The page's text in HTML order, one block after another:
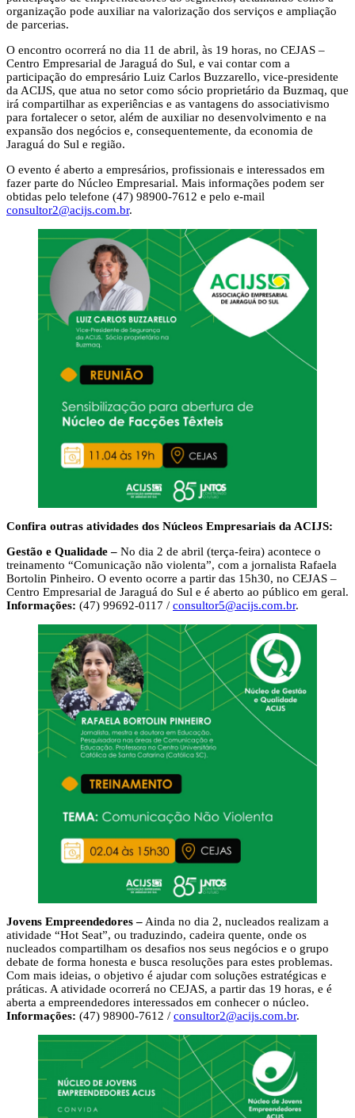
organização pode auxiliar na valorização dos serviços e ampliação
de parcerias.
O encontro ocorrerá no dia 11 de abril, às 19 horas, no CEJAS –
Centro Empresarial de Jaraguá do Sul, e vai contar com a
participação do empresário Luiz Carlos Buzzarello, vice-presidente
da ACIJS, que atua no setor como sócio proprietário da Buzmaq, que
irá compartilhar as experiências e as vantagens do associativismo
para fortalecer o setor, além de auxiliar no desenvolvimento e na
expansão dos negócios e, consequentemente, da economia de
Jaraguá do Sul e região.
O evento é aberto a empresários, profissionais e interessados em
fazer parte do Núcleo Empresarial. Mais informações podem ser
obtidas pelo telefone (47) 98900-7612 e pelo e-mail
consultor2@acijs.com.br.
Confira outras atividades dos Núcleos Empresariais da ACIJS:
Gestão e Qualidade – No dia 2 de abril (terça-feira) acontece o
treinamento “Comunicação não violenta”, com a jornalista Rafaela
Bortolin Pinheiro. O evento ocorre a partir das 15h30, no CEJAS –
Centro Empresarial de Jaraguá do Sul e é aberto ao público em geral.
Informações: (47) 99692-0117 / consultor5@acijs.com.br.
Jovens Empreendedores – Ainda no dia 2, nucleados realizam a
atividade “Hot Seat”, ou traduzindo, cadeira quente, onde os
nucleados compartilham os desafios nos seus negócios e o grupo
debate de forma honesta e busca resoluções para estes problemas.
Com mais ideias, o objetivo é ajudar com soluções estratégicas e
práticas. A atividade ocorrerá no CEJAS, a partir das 19 horas, e é
aberta a empreendedores interessados em conhecer o núcleo.
Informações: (47) 98900-7612 / consultor2@acijs.com.br.